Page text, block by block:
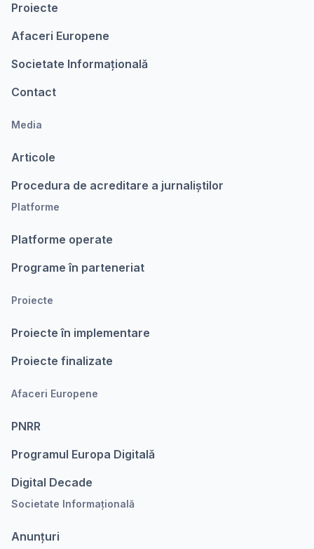
Proiecte
Afaceri Europene
Societate Informațională
Contact
Media
Articole
Procedura de acreditare a jurnaliștilor
Platforme
Platforme operate
Programe în parteneriat
Proiecte
Proiecte în implementare
Proiecte finalizate
Afaceri Europene
PNRR
Programul Europa Digitalǎ
Digital Decade
Societate Informațională
Anunțuri